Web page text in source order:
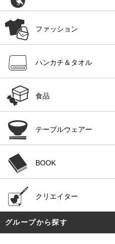
ファッション
ハンカチ＆タオル
食品
テーブルウェアー
BOOK
クリエイター
グループから探す